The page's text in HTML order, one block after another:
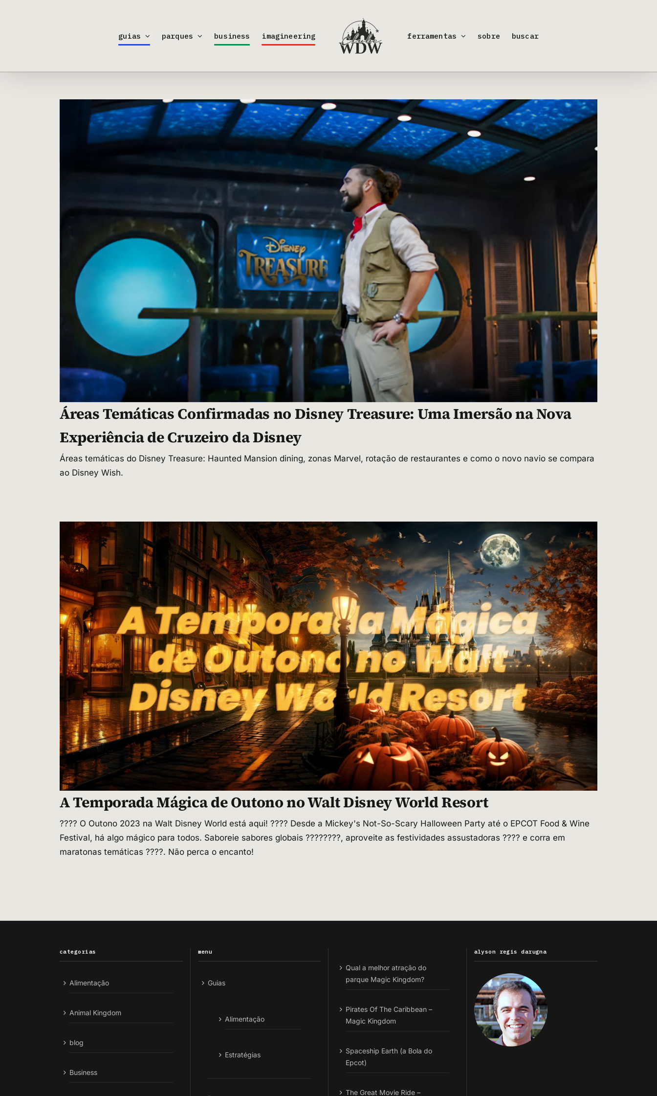
guias parques business imagineering ferramentas sobre buscar
Áreas Temáticas Confirmadas no Disney Treasure: Uma Imersão na Nova
Experiência de Cruzeiro da Disney
Áreas temáticas do Disney Treasure: Haunted Mansion dining, zonas Marvel, rotação de restaurantes e como o novo navio se compara
ao Disney Wish.
A Temporada Mágica de Outono no Walt Disney World Resort
???? O Outono 2023 na Walt Disney World está aqui! ???? Desde a Mickey's Not-So-Scary Halloween Party até o EPCOT Food & Wine
Festival, há algo mágico para todos. Saboreie sabores globais ????????, aproveite as festividades assustadoras ???? e corra em
maratonas temáticas ????. Não perca o encanto!
categorias
Alimentação
Animal Kingdom
blog
Business
menu
Guias
Alimentação
Estratégias
Qual a melhor atração do
parque Magic Kingdom?
Pirates Of The Caribbean –
Magic Kingdom
Spaceship Earth (a Bola do
Epcot)
The Great Movie Ride –
alyson regis darugna